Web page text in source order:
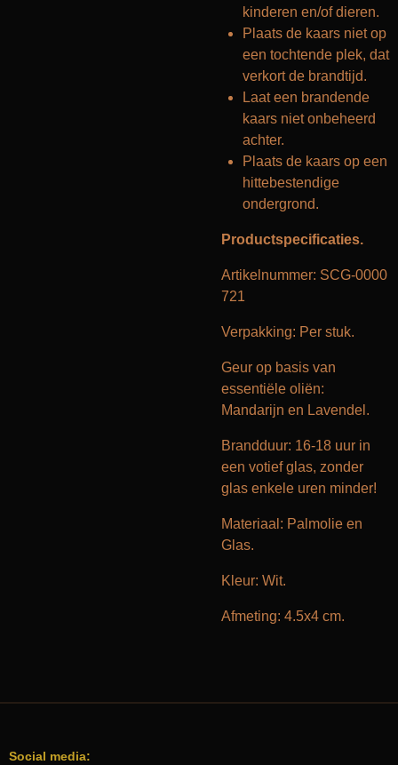
kinderen en/of dieren.
Plaats de kaars niet op
een tochtende plek, dat
verkort de brandtijd.
Laat een brandende
kaars niet onbeheerd
achter.
Plaats de kaars op een
hittebestendige
ondergrond.
Productspecificaties.
Artikelnummer: SCG-0000
721
Verpakking: Per stuk.
Geur op basis van
essentiële oliën:
Mandarijn en Lavendel.
Brandduur: 16-18 uur in
een votief glas, zonder
glas enkele uren minder!
Materiaal: Palmolie en
Glas.
Kleur: Wit.
Afmeting: 4.5x4 cm.
Social media: